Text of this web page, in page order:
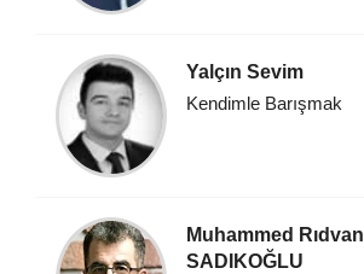
Yalçın Sevim
Kendimle Barışmak
Muhammed Rıdvan
SADIKOĞLU